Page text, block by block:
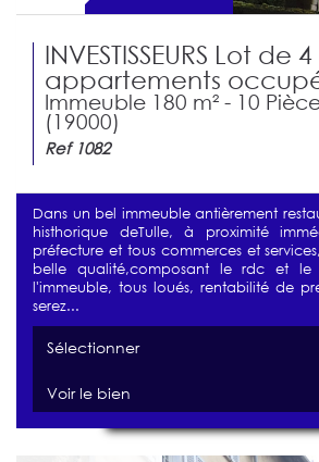
INVESTISSEURS Lot de 4
appartements
Immeuble 180 m² - 10
(19000)
Ref 1082
Dans un bel immeuble antièrement
histhorique deTulle, à proximité
préfecture et tous commerces et
belle qualité,composant le rdc et le
l'immeuble, tous loués, rentabilité de
serez...
Sélectionner
Voir le bien